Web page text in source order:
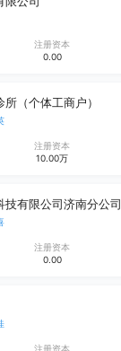
注册资本
0.00
（个体工商户）
注册资本
10.00万
技有限公司济南分公司
注册资本
0.00
注册资本